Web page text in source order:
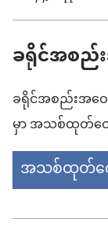
နှစ်
မှတ်တမ်း
for
You
Can
Learn
From
the
ခရိုင်​အစည်
ခရိုင်​အစည်းအဝေ
မှာ အသစ်​ထုတ်ဝ
အသစ်ထုတ်ဝေမှု